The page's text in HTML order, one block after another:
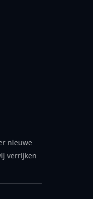
nieuwe
verrijken